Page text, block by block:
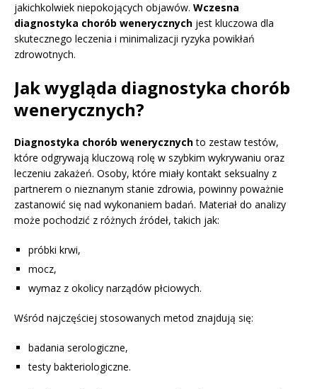
jakichkolwiek niepokojących objawów. Wczesna
diagnostyka chorób wenerycznych jest kluczowa dla
skutecznego leczenia i minimalizacji ryzyka powikłań
zdrowotnych.
Jak wygląda diagnostyka chorób
wenerycznych?
Diagnostyka chorób wenerycznychto zestaw testów,
które odgrywają kluczową rolę w szybkim wykrywaniu oraz
leczeniu zakażeń. Osoby, które miały kontakt seksualny z
partnerem o nieznanym stanie zdrowia, powinny poważnie
zastanowić się nad wykonaniem badań. Materiał do analizy
może pochodzić z różnych źródeł, takich jak:
próbki krwi,
mocz,
wymaz z okolicy narządów płciowych.
Wśród najczęściej stosowanych metod znajdują się:
badania serologiczne,
testy bakteriologiczne.